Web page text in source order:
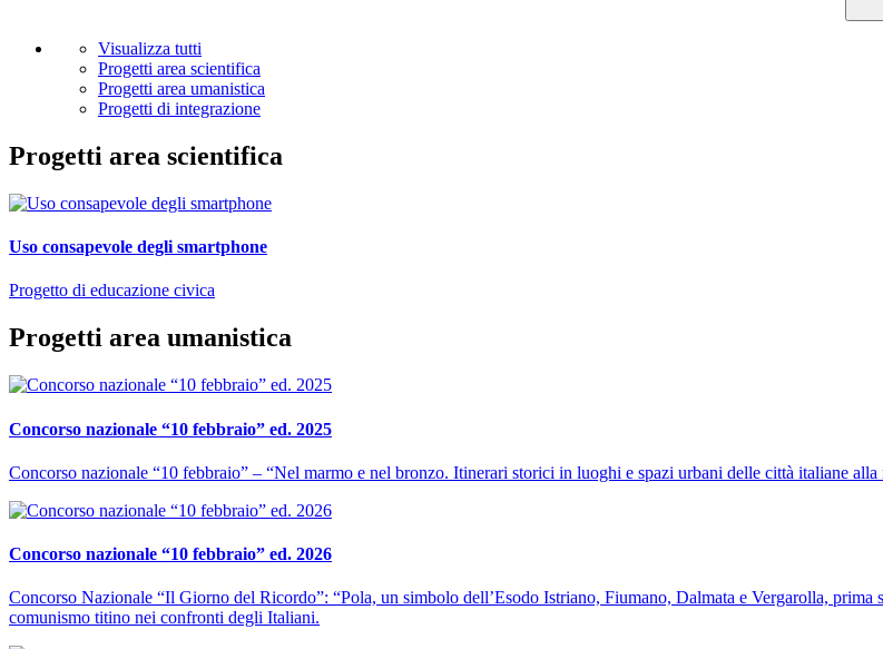
Visualizza tutti
Progetti area scientifica
Progetti area umanistica
Progetti di integrazione
Progetti area scientifica
Uso consapevole degli smartphone
Progetto di educazione civica
Progetti area umanistica
Concorso nazionale “10 febbraio” ed. 2025
Concorso nazionale “10 febbraio” – “Nel marmo e nel bronzo. Itinerari storici in luoghi e spazi urbani delle città italiane
Concorso nazionale “10 febbraio” ed. 2026
Concorso Nazionale “Il Giorno del Ricordo”: “Pola, un simbolo dell’Esodo Istriano, Fiumano, Dalmata e Vergarolla,
comunismo titino nei confronti degli Italiani.